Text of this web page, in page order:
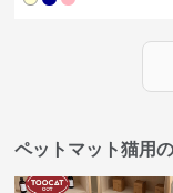
ペットマット猫用